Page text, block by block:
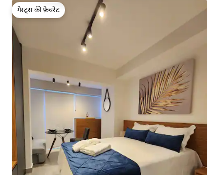
गेस्ट्स की फ़ेवरेट
गेस्ट्स की फ़ेवरेट